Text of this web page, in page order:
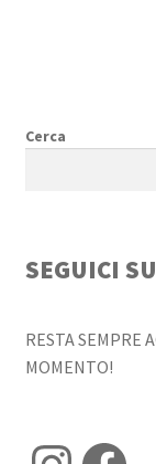
Cerca
SEGUICI
RESTA SEMPRE
MOMENTO!